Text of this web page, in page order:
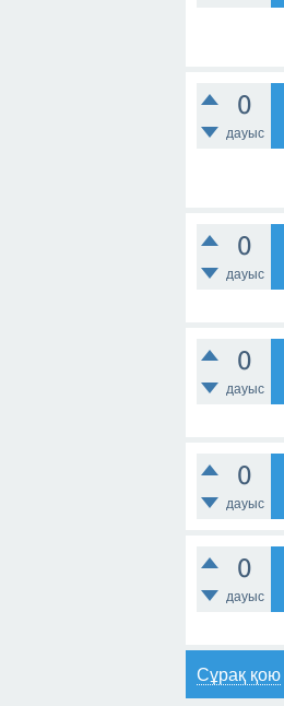
0
дауыс
0
дауыс
0
дауыс
0
дауыс
0
дауыс
Сұрақ қою